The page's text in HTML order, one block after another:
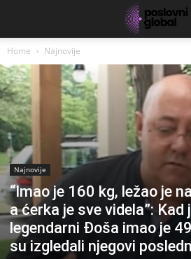
Home Najnovije
Najnovije
“Imao je 160 kg, ležao je
a ćerka je sve videla”: Kad
legendarni Đoša imao je
su izgledali njegovi